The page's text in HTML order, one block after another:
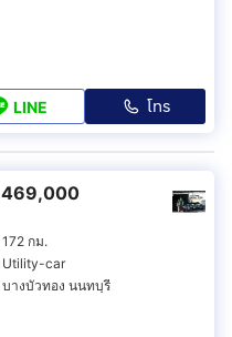
LINE โทร
469,000
172 กม.
Utility-car
บางบัวทอง นนทบุรี